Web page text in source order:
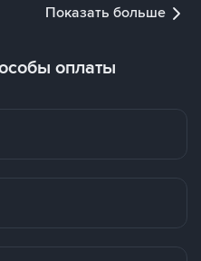
Показать больше
оплаты